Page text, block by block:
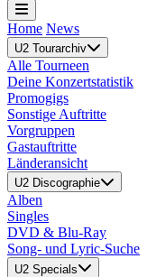
Home News
U2 Tourarchiv
Alle Tourneen
Deine Konzertstatistik
Promogigs
Sonstige Auftritte
Vorgruppen
Gastauftritte
Länderansicht
U2 Discographie
Alben
Singles
DVD & Blu-Ray
Song- und Lyric-Suche
U2 Specials